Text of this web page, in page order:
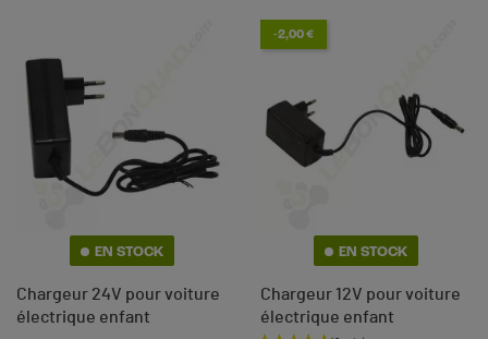
EN STOCK
Chargeur 24V pour voiture
électrique enfant
-2,00 €
EN STOCK
Chargeur 12V pour voiture
électrique enfant